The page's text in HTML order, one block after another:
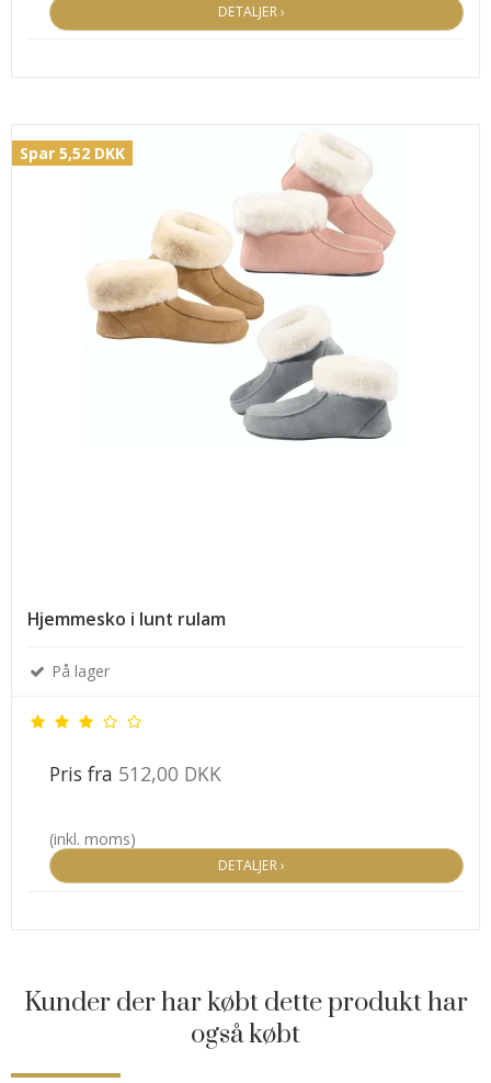
DETALJER ›
Spar 5,52 DKK
Hjemmesko i lunt rulam
På lager
Pris fra 512,00 DKK
(inkl. moms)
DETALJER ›
Kunder der har købt dette produkt har
også købt